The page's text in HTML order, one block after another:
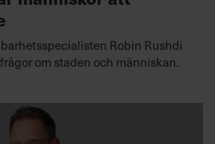
Robin Rushdi
om staden och människan.